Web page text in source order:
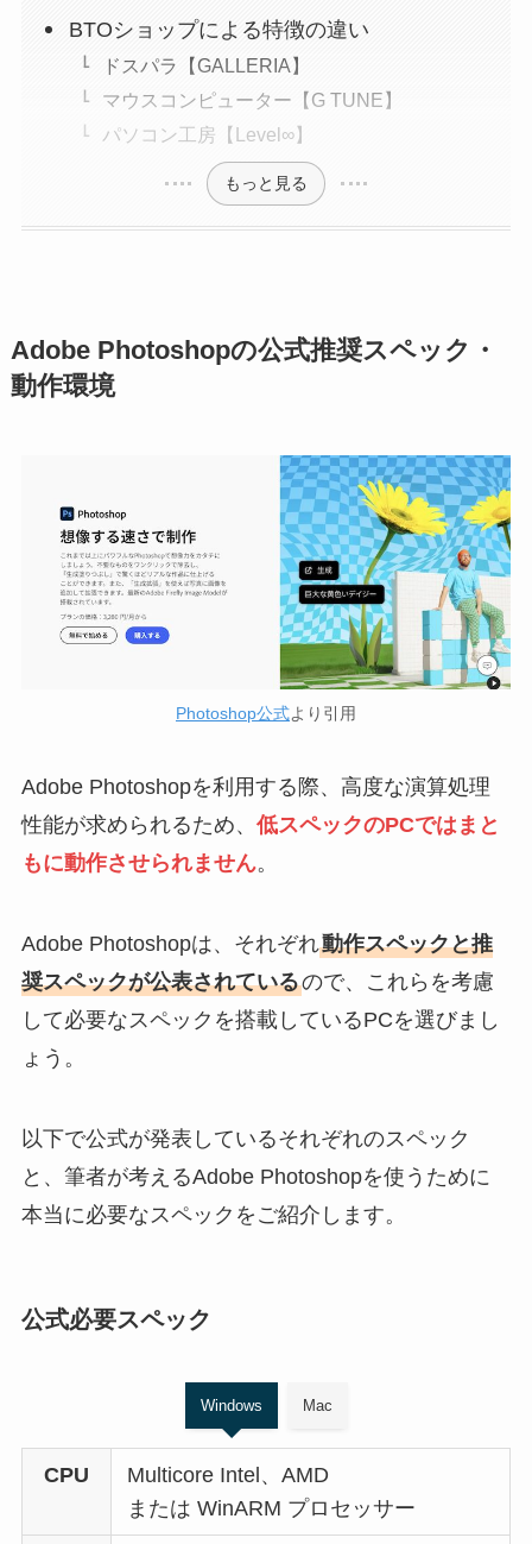
BTOショップによる特徴の違い
ドスパラ【GALLERIA】
マウスコンピューター【G TUNE】
パソコン工房【Level∞】
もっと見る
Adobe Photoshopの公式推奨スペック・
動作環境
Photoshop公式より引用
Adobe Photoshopを利用する際、高度な演算処理
性能が求められるため、 低スペックのPCではまと
もに動作させられません。
Adobe Photoshopは、それぞれ動作スペックと推
奨スペックが公表されているので、これらを考慮
して必要なスペックを搭載しているPCを選びまし
ょう。
以下で公式が発表しているそれぞれのスペック
と、筆者が考えるAdobe Photoshopを使うために
本当に必要なスペックをご紹介します。
公式必要スペック
Windows Mac
CPU
Multicore Intel、AMD
または WinARM プロセッサー